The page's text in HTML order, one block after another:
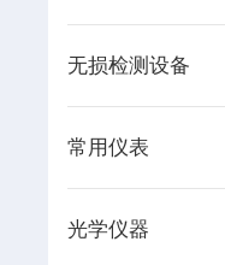
无损检测设备
常用仪表
光学仪器